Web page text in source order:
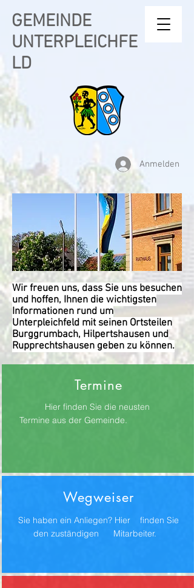
GEMEINDE
UNTERPLEICHFE
LD
Wir freuen uns, dass Sie uns besuchen
und hoffen, Ihnen die wichtigsten
Informationen rund um
Unterpleichfeld mit seinen Ortsteilen
Burggrumbach, Hilpertshausen und
Rupprechtshausen geben zu können.
Termine
Hier finden Sie die neusten
Termine aus der Gemeinde.
Wegweiser
Sie haben ein Anliegen? Hier finden Sie
den zuständigen Mitarbeiter.
Anmelden